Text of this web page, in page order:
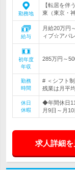
勤務地
【転居を伴
東（東京・
給与
月給20万円
ィブ☆アパ
初年度
年収
285万円～
勤務
時間
# ＜シフト
残業は月平
休日
休暇
◆年間休日
月9日～月
求人詳細を